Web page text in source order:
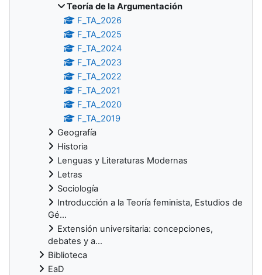
Teoría de la Argumentación
F_TA_2026
F_TA_2025
F_TA_2024
F_TA_2023
F_TA_2022
F_TA_2021
F_TA_2020
F_TA_2019
Geografía
Historia
Lenguas y Literaturas Modernas
Letras
Sociología
Introducción a la Teoría feminista, Estudios de
Gé...
Extensión universitaria: concepciones,
debates y a...
Biblioteca
EaD